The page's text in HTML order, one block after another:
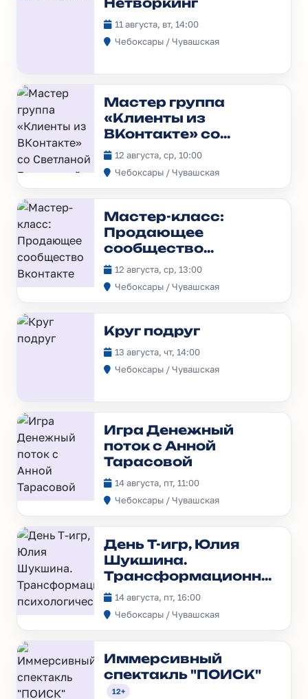
11 августа, вт, 14:00
Чебоксары / Чувашская
Мастер группа
«Клиенты из
ВКонтакте» со
Светланой
Гавриловой
12 августа, ср, 10:00
Чебоксары / Чувашская
Мастер-класс:
Продающее
сообщество
Вконтакте
12 августа, ср, 13:00
Чебоксары / Чувашская
Круг подруг
13 августа, чт, 14:00
Чебоксары / Чувашская
Игра Денежный
поток с Анной
Тарасовой
14 августа, пт, 11:00
Чебоксары / Чувашская
День Т-игр, Юлия
Шукшина.
Трансформационная
психологическая
игра "Самоценность"
14 августа, пт, 16:00
Чебоксары / Чувашская
Иммерсивный
спектакль "ПОИСК"
12+